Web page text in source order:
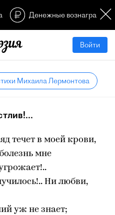
Денежные
Войти
Михаила Лермонтова
течет в моей крови,
мне
Ни любви,
уж не знает;